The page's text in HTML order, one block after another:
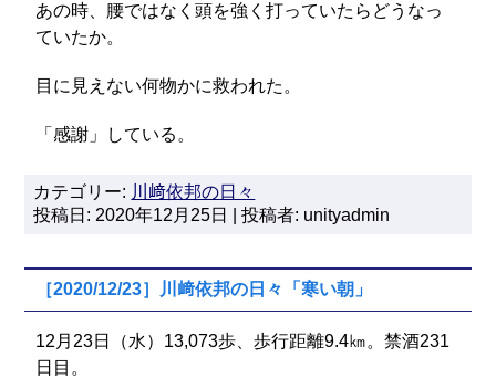
あの時、腰ではなく頭を強く打っていたらどうなっ
ていたか。
目に見えない何物かに救われた。
「感謝」している。
カテゴリー: 川﨑依邦の日々
投稿日: 2020年12月25日 | 投稿者: unityadmin
［2020/12/23］川﨑依邦の日々「寒い朝」
12月23日（水）13,073歩、歩行距離9.4㎞。禁酒231
日目。